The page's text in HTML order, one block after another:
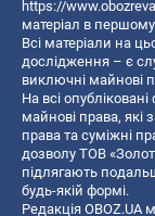
https://
матеріал в першому
Всі матеріали на
дослідження – є
виключні майнові
На всі
майнові права, які
права та суміжні
дозволу ТОВ
підлягають
будь-якій формі.
Редакція OBOZ.UA